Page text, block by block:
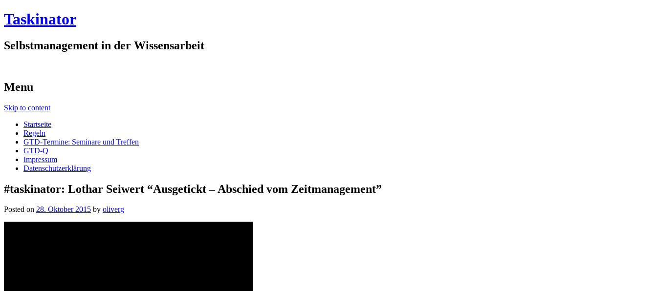
Taskinator
Selbstmanagement in der Wissensarbeit
Menu
Skip to content
Startseite
Regeln
GTD-Termine: Seminare und Treffen
GTD-Q
Impressum
Datenschutzerklärung
#taskinator: Lothar Seiwert “Ausgetickt – Abschied vom Zeitmanagement”
Posted on 28. Oktober 2015 by oliverg